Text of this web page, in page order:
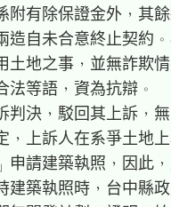
附有除保證金外，其
造自未合意終止契約
土地之事，並無詐欺
法等語，資為抗辯。
判決，駁回其上訴，
，上訴人在系爭土地
申請建築執照，因此
建築執照時，台中縣